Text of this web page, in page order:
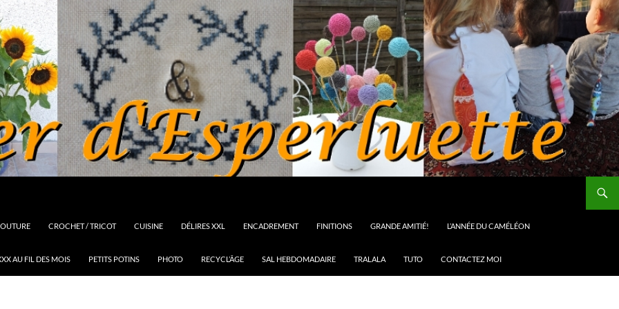
CROCHET / TRICOT CUISINE DÉLIRES XXL ENCADREMENT FINITIONS GRANDE AMITIÉ! L’ANNÉE DU CAMÉLÉON
AU FIL DES MOIS PETITS POTINS PHOTO RECYCL’ÂGE SAL HEBDOMADAIRE TRALALA TUTO CONTACTEZ MOI